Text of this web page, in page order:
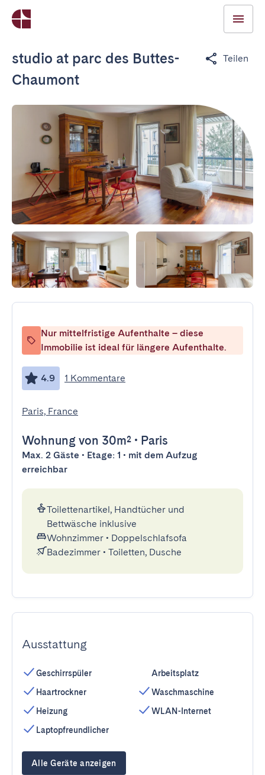
studio at parc des Buttes-
Chaumont
Teilen
Nur mittelfristige Aufenthalte – diese
Immobilie ist ideal für längere Aufenthalte.
4.9 1 Kommentare
Paris, France
Wohnung von 30m² • Paris
Max. 2 Gäste • Etage: 1 • mit dem Aufzug
erreichbar
Toilettenartikel, Handtücher und
Bettwäsche inklusive
Wohnzimmer • Doppelschlafsofa
Badezimmer • Toiletten, Dusche
Ausstattung
Geschirrspüler
Haartrockner
Heizung
Laptopfreundlicher
Arbeitsplatz
Waschmaschine
WLAN-Internet
Alle Geräte anzeigen